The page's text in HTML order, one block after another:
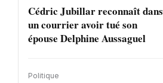
Cédric Jubillar reconnaît dans
un courrier avoir tué son
épouse Delphine Aussaguel
Politique